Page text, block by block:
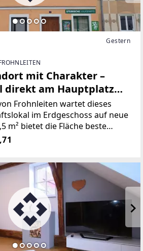
Gestern
mit Charakter –
direkt am Hauptplatz
Frohnleiten wartet dieses
im Erdgeschoss auf neue
m² bietet die Fläche beste
Einzelhandel, Dienstleistung
zentral und barrierefrei